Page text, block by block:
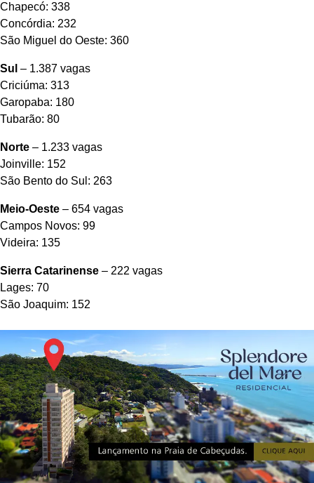
Chapecó: 338
Concórdia: 232
São Miguel do Oeste: 360
Sul – 1.387 vagas
Criciúma: 313
Garopaba: 180
Tubarão: 80
Norte – 1.233 vagas
Joinville: 152
São Bento do Sul: 263
Meio-Oeste – 654 vagas
Campos Novos: 99
Videira: 135
Sierra Catarinense – 222 vagas
Lages: 70
São Joaquim: 152